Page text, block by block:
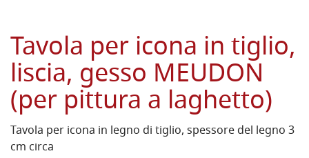
Tavola per icona in tiglio,
liscia, gesso MEUDON
(per pittura a laghetto)
Tavola per icona in legno di tiglio, spessore del legno 3
cm circa